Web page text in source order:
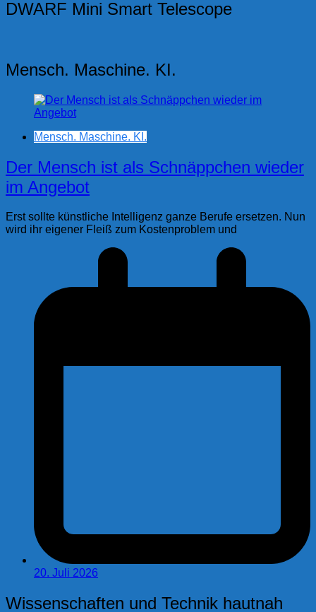
DWARF Mini Smart Telescope
Mensch. Maschine. KI.
Mensch. Maschine. KI.
Der Mensch ist als Schnäppchen wieder
im Angebot
Erst sollte künstliche Intelligenz ganze Berufe ersetzen. Nun
wird ihr eigener Fleiß zum Kostenproblem und
20. Juli 2026
Wissenschaften und Technik hautnah